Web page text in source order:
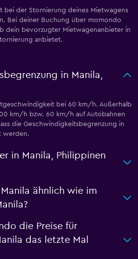
bei der Stornierung deines Mietwagens
Bei deiner Buchung über momondo
dein bevorzugter Mietwagenanbieter in
anbietet.
in Manila,
bei 60 km/h. Außerhalb
km/h bzw. 60 km/h auf Autobahnen
die Geschwindigkeitsbegrenzung in
werden.
in Manila, Philippinen
ähnlich wie im
die Preise für
das letzte Mal